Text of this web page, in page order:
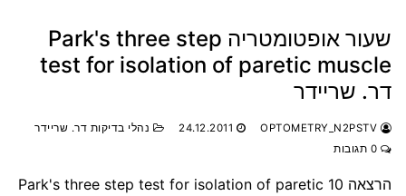
שעור אופטומטריה Park's three step
test for isolation of paretic muscle
דר. שריידר
24.12.2011
נהלי בדיקות דר. שריידר
הרצאה 10 Park's three step test for isolation of paretic